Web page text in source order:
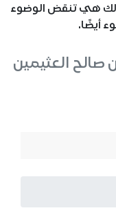
هي تنقض الوضوء
أيضًا.
صالح العثيمين